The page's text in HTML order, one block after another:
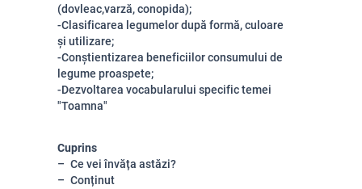
(dovleac,varză, conopida);
-Clasificarea legumelor după formă, culoare
și utilizare;
-Conștientizarea beneficiilor consumului de
legume proaspete;
-Dezvoltarea vocabularului specific temei
"Toamna"
Cuprins
Ce vei învăța astăzi?
Conținut